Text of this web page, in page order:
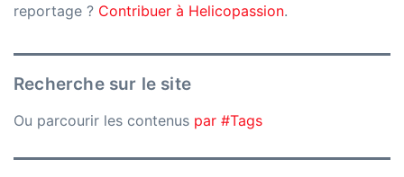
reportage ? Contribuer à Helicopassion.
Recherche sur le site
Ou parcourir les contenus par #Tags